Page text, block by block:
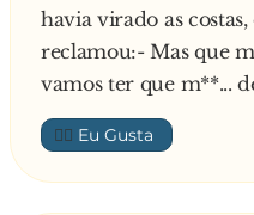
aquelas coisas
estúpidas... Afinal, o
dinheiro e comprado
o urso pensou um
pouco e disse:
havia virado as
reclamou:- Mas que
vamos ter que m**...
👍🏼